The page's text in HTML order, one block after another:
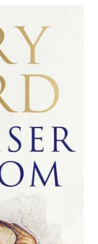
Seiten
978-3-
8